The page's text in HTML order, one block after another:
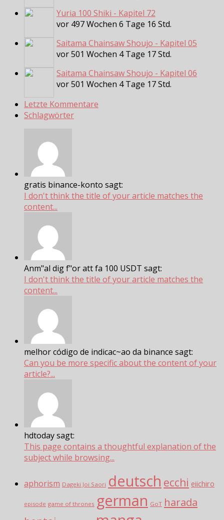
Yuria 100 Shiki - Kapitel 72
vor 497 Wochen 6 Tage 16 Std.
Saitama Chainsaw Shoujo - Kapitel 05
vor 501 Wochen 4 Tage 17 Std.
Saitama Chainsaw Shoujo - Kapitel 06
vor 501 Wochen 4 Tage 17 Std.
Letzte Kommentare
Schlagwörter
gratis binance-konto sagt:
I don't think the title of your article matches the
content...
Anm"al dig f"or att fa 100 USDT sagt:
I don't think the title of your article matches the
content...
melhor código de indicac~ao da binance sagt:
Can you be more specific about the content of your
article?...
hdtoday sagt:
This page contains a thoughtful explanation of the
subject while browsing...
aphorism Dageki Joi Saori deutsch ecchi eiichiro
episode game of thrones german GoT harada